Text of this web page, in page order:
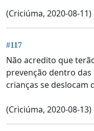
(Criciúma, 2020-08-11)
#117
Não acredito que
prevenção dentro das
crianças se deslocam
(Criciúma, 2020-08-13)